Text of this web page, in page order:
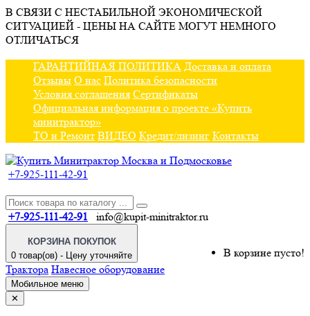
В СВЯЗИ С НЕСТАБИЛЬНОЙ ЭКОНОМИЧЕСКОЙ
СИТУАЦИЕЙ - ЦЕНЫ НА САЙТЕ МОГУТ НЕМНОГО
ОТЛИЧАТЬСЯ
ГАРАНТИЙНАЯ ПОЛИТИКА Доставка и оплата
Отзывы О нас Политика безопасности
Условия соглашения Сертификаты
Официальная информация о проекте «Купить
минитрактор»
ТО и Ремонт ВИДЕО Кредит/лизинг Контакты
+7-925-111-42-91
+7-925-111-42-91 info@kupit-minitraktor.ru
КОРЗИНА ПОКУПОК
0 товар(ов) - Цену уточняйте
В корзине пусто!
Трактора Навесное оборудование
Мобильное меню
✕